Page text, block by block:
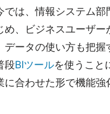
では、情報システム部
め、ビジネスユーザー
データの使い方も把握
段BIツールを使うこと
に合わせた形で機能強